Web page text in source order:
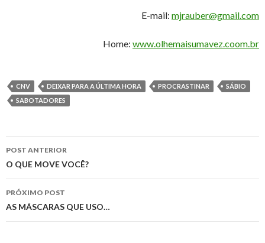
E-mail: mjrauber@gmail.com
Home: www.olhemaisumavez.coom.br
CNV DEIXAR PARA A ÚLTIMA HORA PROCRASTINAR
SÁBIO
SABOTADORES
Navegação
de
posts
POST ANTERIOR
O QUE MOVE VOCÊ?
PRÓXIMO POST
AS MÁSCARAS QUE USO…